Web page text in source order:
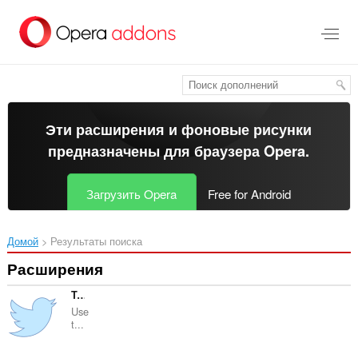
перейти
Эти расширения и фоновые рисунки
предназначены длябраузера Opera.
Загрузить Opera Free for Android
Домой Результаты поиска
Расширения
Tweet from Context Menu
Use
t...